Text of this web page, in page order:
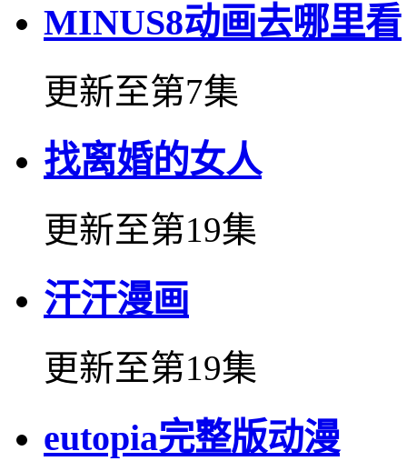
MINUS8动画去哪里看
更新至第7集
找离婚的女人
更新至第19集
汗汗漫画
更新至第19集
eutopia完整版动漫